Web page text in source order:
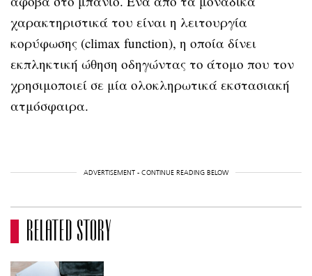
χαρακτηριστικά του είναι η λειτουργία
κορύφωσης (climax function), η οποία δίνει
εκπληκτική ώθηση οδηγώντας το άτομο που τον
χρησιμοποιεί σε μία ολοκληρωτικά εκστασιακή
ατμόσφαιρα.
ADVERTISEMENT - CONTINUE READING BELOW
RELATED STORY